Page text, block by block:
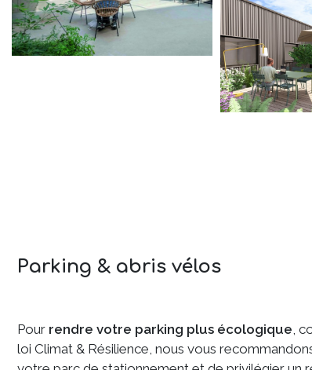
Parking & abris vélos
Pour rendre votre parking plus écologique,
loi Climat & Résilience, nous vous